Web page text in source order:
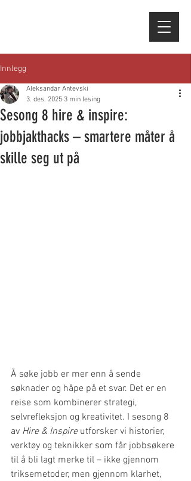
Innlegg
Sesong 8 hire & inspire:
jobbjakthacks – smartere måter å
skille seg ut på
Aleksandar Antevski
3. des. 2025 3 min lesing
Å søke jobb er mer enn å sende
søknader og håpe på et svar. Det er en
reise som kombinerer strategi,
selvrefleksjon og kreativitet. I sesong 8
av Hire & Inspire utforsker vi historier,
verktøy og teknikker som får jobbsøkere
til å bli lagt merke til – ikke gjennom
triksemetoder, men gjennom klarhet,